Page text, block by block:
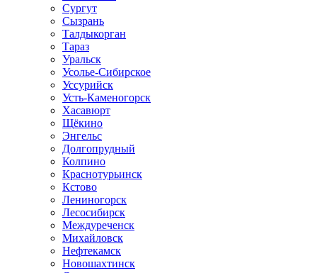
Сургут
Сызрань
Талдыкорган
Тараз
Уральск
Усолье-Сибирское
Уссурийск
Усть-Каменогорск
Хасавюрт
Щёкино
Энгельс
Долгопрудный
Колпино
Краснотурьинск
Кстово
Лениногорск
Лесосибирск
Междуреченск
Михайловск
Нефтекамск
Новошахтинск